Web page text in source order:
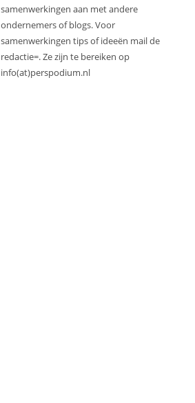
samenwerkingen aan met andere
ondernemers of blogs. Voor
samenwerkingen tips of ideeën mail de
redactie=. Ze zijn te bereiken op
info(at)perspodium.nl